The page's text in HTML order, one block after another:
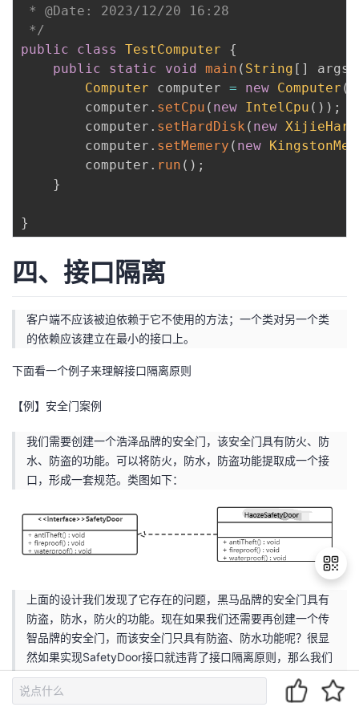
* @Date: 2023/12/20 16:28
*/
public
class TestComputer
{
public
static void main ( String [ ] args
Computer computer = new Computer (
        computer
. setCpu ( new IntelCpu ( ) ) ;
        computer
. setHardDisk ( new
        computer
. setMemery ( new
        computer
. run ( ) ;
}
}
四、接口隔离
客户端不应该被迫依赖于它不使用的方法；一个类对另一个类
的依赖应该建立在最小的接口上。
下面看一个例子来理解接口隔离原则
【例】安全门案例
我们需要创建一个浩泽品牌的安全门，该安全门具有防火、防
水、防盗的功能。可以将防火，防水，防盗功能提取成一个接
口，形成一套规范。类图如下：
上面的设计我们发现了它存在的问题，黑马品牌的安全门具有
防盗，防水，防火的功能。现在如果我们还需要再创建一个传
智品牌的安全门，而该安全门只具有防盗、防水功能呢？很显
然如果实现SafetyDoor接口就违背了接口隔离原则，那么我们
如何进行修改呢？看如下类图：